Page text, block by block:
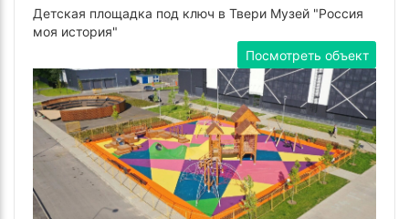
Детская площадка под ключ в Твери Музей "Россия
моя история"
Посмотреть объект